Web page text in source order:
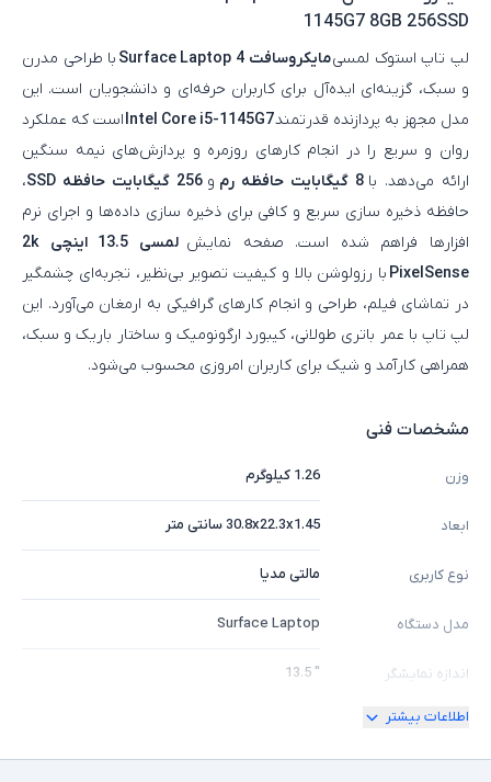
1145G7 8GB 256SSD
لپ‌ تاپ استوک لمسیمایکروسافت Surface Laptop 4
با طراحی مدرن
و سبک، گزینه‌ای ایده‌آل برای کاربران حرفه‌ای و دانشجویان است. این
مدل مجهز به پردازنده قدرتمندIntel Core i5-1145G7است که عملکرد
روان و سریع را در انجام کارهای روزمره و پردازش‌های نیمه‌ سنگین
ارائه می‌دهد. با 8 گیگابایت حافظه رم و 256 گیگابایت حافظه SSD
،
حافظه ذخیره‌ سازی سریع و کافی برای ذخیره‌ سازی داده‌ها و اجرای نرم‌
افزارها فراهم شده است. صفحه‌ نمایش
لمسی 13.5 اینچی 2k
PixelSense با رزولوشن بالا و کیفیت تصویر بی‌نظیر، تجربه‌ای چشمگیر
در تماشای فیلم، طراحی و انجام کارهای گرافیکی به ارمغان می‌آورد. این
لپ‌ تاپ با عمر باتری طولانی، کیبورد ارگونومیک و ساختار باریک و سبک،
همراهی کارآمد و شیک برای کاربران امروزی محسوب می‌شود.
مشخصات فنی
وزن 1.26 کیلوگرم
ابعاد 30.8x22.3x1.45 سانتی متر
نوع کاربری مالتی مدیا
مدل دستگاه Surface Laptop
اندازه نمایشگر " 13.5
امکان چرخش
اطلاعات بیشتر